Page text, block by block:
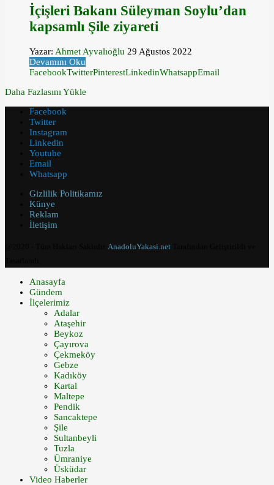
İçişleri Bakanı Süleyman Soylu’dan
kapsamlı Şile ziyareti
Yazar: Ahmet Ayvalıoğlu 29 Ağustos 2022
Devamını Oku
FacebookTwitterPinterestLinkedinWhatsappEmail
Daha Fazlasını Yükle
Facebook
Twitter
Instagram
Linkedin
Youtube
Email
Whatsapp
Gizlilik Politikamız
Künye
Reklam
İletişim
AnadoluYakasi.net
Anasayfa
Gündem
İlçelerimiz
Adalar
Ataşehir
Beykoz
Çayırova
Çekmeköy
Gebze
Kadıköy
Kartal
Maltepe
Pendik
Sancaktepe
Şile
Sultanbeyli
Tuzla
Ümraniye
Üsküdar
Video Haberler